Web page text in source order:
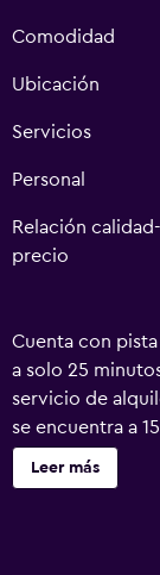
Comodidad
Ubicación
Servicios
Personal
Relación calidad-
precio
Cuenta con
a solo 25
servicio de
se encuentra a
Mansfield y del
Jamieson está a
Leer más